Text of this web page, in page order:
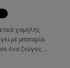
χαμηλής
με μπαταρία.
ένα ζεύγος